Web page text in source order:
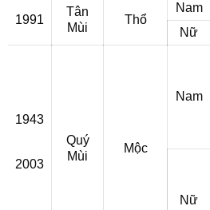
1991
Tân
Mùi
Thổ
Nam
Nữ
1943
2003
Quý
Mùi
Mộc
Nam
Nữ